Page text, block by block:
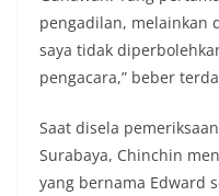
pengadilan, melainkan
saya tidak
pengacara,” beber
Saat disela
Surabaya, Chinchin
yang bernama Edward